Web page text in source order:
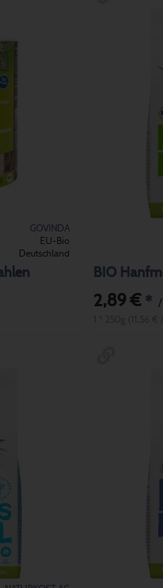
GOVINDA
EU-Bio
Deutschland
BIO
2,89 €* /